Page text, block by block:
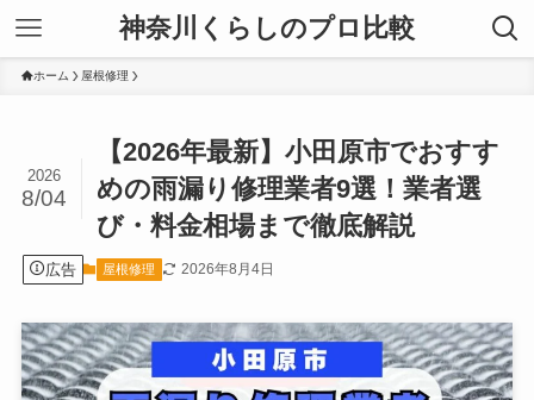
神奈川くらしのプロ比較
ホーム 屋根修理
【2026年最新】小田原市でおすす
めの雨漏り修理業者9選！業者選
び・料金相場まで徹底解説
2026
8/04
広告 屋根修理 2026年8月4日